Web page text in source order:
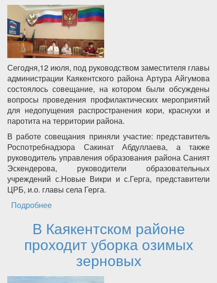
Сегодня,12 июля, под руководством заместителя главы
администрации Каякентского района Артура Айгумова
состоялось совещание, на котором были обсуждены
вопросы проведения профилактических мероприятий
для недопущения распространения кори, краснухи и
паротита на территории района.
В работе совещания приняли участие: представитель
Роспотребнадзора Сакинат Абдуллаева, а также
руководитель управления образования района Саният
Эскендерова, руководители образовательных
учреждений с.Новые Викри и с.Герга, представители
ЦРБ, и.о. главы села Герга.
Подробнее
администрации Каякентского района
В Каякентском районе
проходит уборка озимых
зерновых